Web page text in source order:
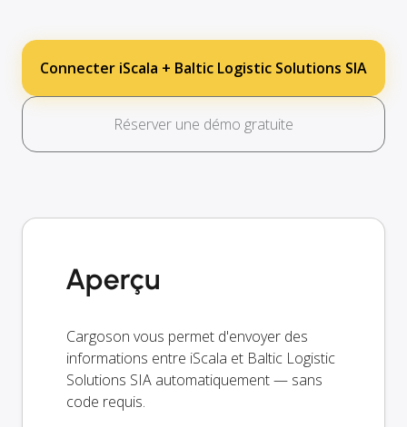
Connecter iScala + Baltic Logistic Solutions SIA
Réserver une démo gratuite
Aperçu
Cargoson vous permet d'envoyer des
informations entre iScala et Baltic Logistic
Solutions SIA automatiquement — sans
code requis.